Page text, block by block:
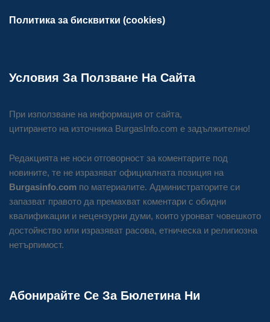
Политика за бисквитки (cookies)
Условия За Ползване На Сайта
При използване на информация от сайта,
цитирането на източника BurgasInfo.com е задължително!
Редакцията не носи отговорност за коментарите под
новините, те не изразяват официалната позиция на
Burgasinfo.com по материалите. Администраторите си
запазват правото да премахват коментари с обидни
квалификации и нецензурни думи, които уронват човешкото
достойнство или изразяват расова, етническа и религиозна
нетърпимост.
Абонирайте Се За Бюлетина Ни